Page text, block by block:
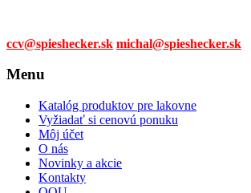
ccv@spieshecker.sk michal@spieshecker.sk
Menu
Katalóg produktov pre lakovne
Vyžiadať si cenovú ponuku
Môj účet
O nás
Novinky a akcie
Kontakty